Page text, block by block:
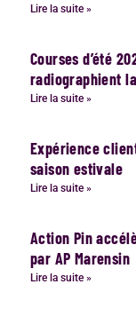
Lire la suite »
Courses d’été
radiographient
Lire la suite »
Expérience
saison estivale
Lire la suite »
Action Pin
par AP Marensin
Lire la suite »